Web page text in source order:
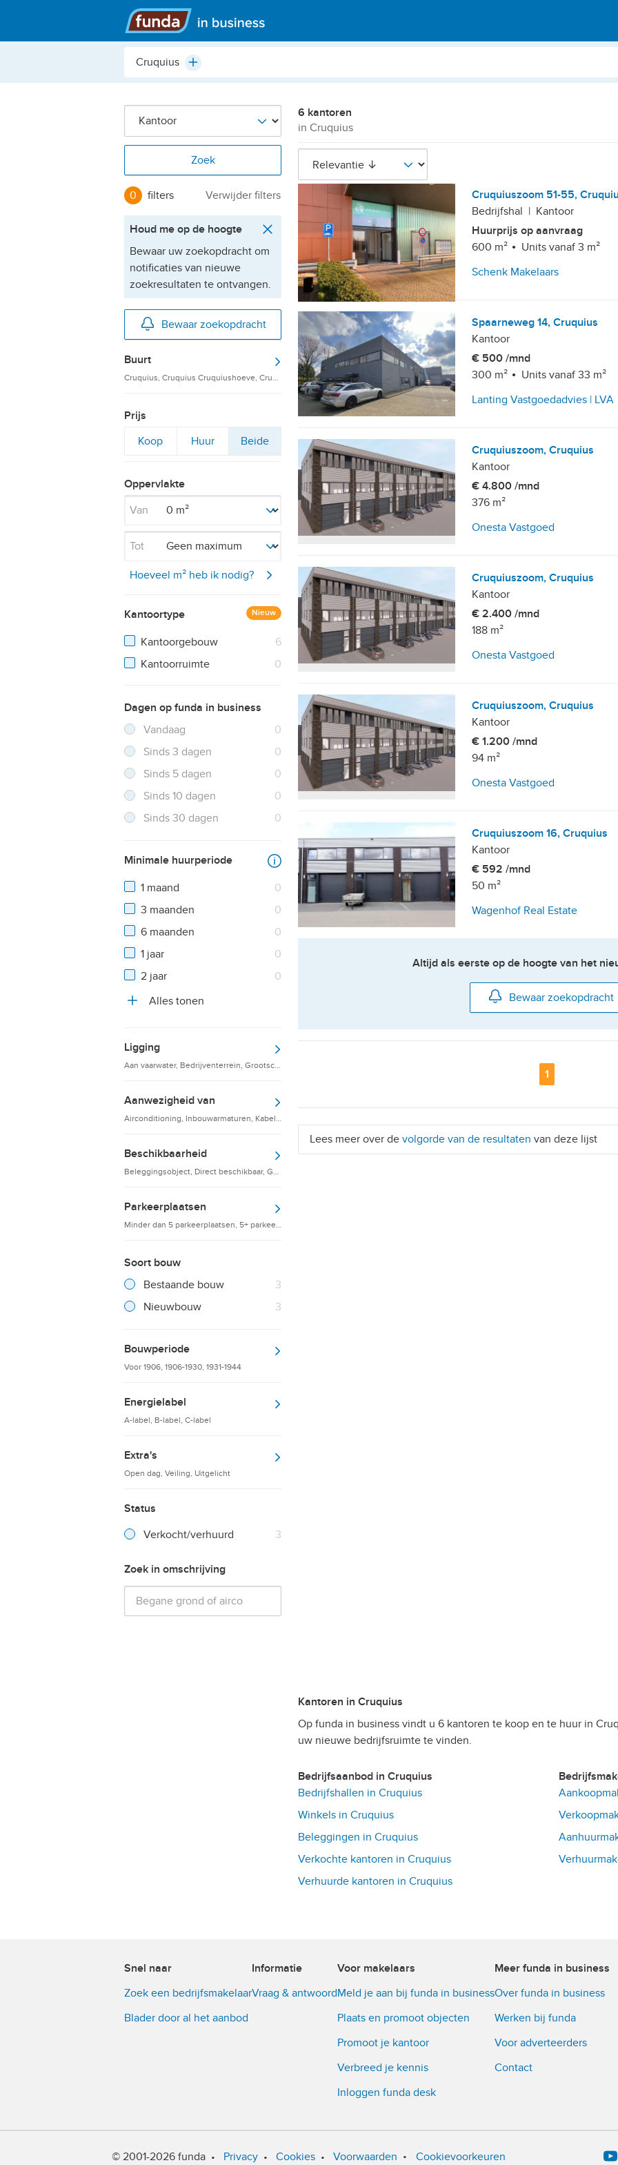
Hoofdmenu
Plaats,
etc.
Plus
Zoek
0 filters Verwijder filters
Houd me op de hoogte
Bewaar uw zoekopdracht om
notificaties van nieuwe
zoekresultaten te ontvangen.
Bewaar zoekopdracht
Buurt
Cruquius, Cruquius Cruquiushoeve, Cruquius Omgeving
Prijs
Filter
Koop
Filter
Huur
Filter
op
Beide
Oppervlakte
Van
Tot
Hoeveel m² heb ik nodig?
Kantoortype Nieuw
Kantoorgebouw 6
Resultaten
Kantoorruimte 0
Resultaten
Dagen op funda in business
Filter verwijderen
Vandaag 0
Sinds 3 dagen
0
Sinds 5 dagen
0
Sinds 10 dagen
0
Sinds 30 dagen
0
Minimale huurperiode
1 maand
0
3 maanden
0
6 maanden
0
1 jaar
0
2 jaar
0
Alles tonen
Ligging
Aan vaarwater, Bedrijventerrein, Grootschalige detailhandelsvestigingen
Aanwezigheid van
Airconditioning, Inbouwarmaturen, Kabelgoten
Beschikbaarheid
Beleggingsobject, Direct beschikbaar, Gebruiksklaar
Parkeerplaatsen
Minder dan 5 parkeerplaatsen, 5+ parkeerplaatsen, 10+ parkeerplaatsen
Soort bouw
Filter verwijderen
Bestaande bouw 3
Resultaten
Nieuwbouw
3
Resultaten
Bouwperiode
Voor 1906, 1906-1930, 1931-1944
Energielabel
A-label, B-label, C-label
Extra's
Open dag, Veiling, Uitgelicht
Status
Verkocht/verhuurd
3
Zoek in omschrijving
6 kantoren
in Cruquius
Cruquiuszoom 51-55,
Bedrijfshal | Kantoor
Huurprijs op aanvraag
600 m²
Units vanaf 3 m²
Schenk Makelaars
Spaarneweg 14, Cruquius
Kantoor
€ 500 /mnd
300 m²
Units vanaf 33 m²
Lanting Vastgoedadvies | LVA
Cruquiuszoom, Cruquius
Kantoor
€ 4.800 /mnd
376 m²
Onesta Vastgoed
Cruquiuszoom, Cruquius
Kantoor
€ 2.400 /mnd
188 m²
Onesta Vastgoed
Cruquiuszoom, Cruquius
Kantoor
€ 1.200 /mnd
94 m²
Onesta Vastgoed
Cruquiuszoom 16, Cruquius
Kantoor
€ 592 /mnd
50 m²
Wagenhof Real Estate
Altijd als eerste op de hoogte van het
Bewaar zoekopdracht
Pagina
1
Lees meer over de volgorde van de resultaten van deze lijst
Kantoren in Cruquius
Op funda in business vindt u 6 kantoren te koop en te huur in
uw nieuwe bedrijfsruimte te vinden.
Bedrijfsaanbod in Cruquius
Bedrijfshallen in Cruquius
Winkels in Cruquius
Beleggingen in Cruquius
Verkochte kantoren in Cruquius
Verhuurde kantoren in Cruquius
Snel naar
Zoek een bedrijfsmakelaar
Blader door al het aanbod
Informatie
Vraag & antwoord
Voor makelaars
Meld je aan bij funda in business
Plaats en promoot objecten
Promoot je kantoor
Verbreed je kennis
Inloggen funda desk
Meer funda in business
Over funda in business
Werken bij funda
Voor adverteerders
Contact
© 2001-2026 funda • Privacy • Cookies • Voorwaarden • Cookievoorkeuren